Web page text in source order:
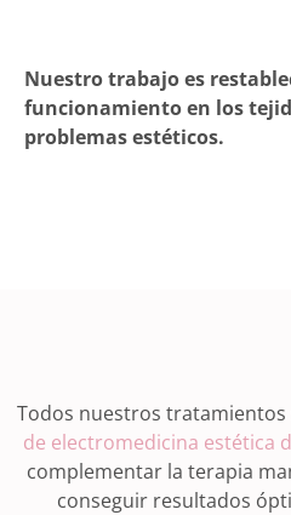
Nuestro trabajo es
funcionamiento en los
problemas estéticos.
Todos nuestros tratamientos
de electromedicina estética
complementar la terapia
conseguir resultados